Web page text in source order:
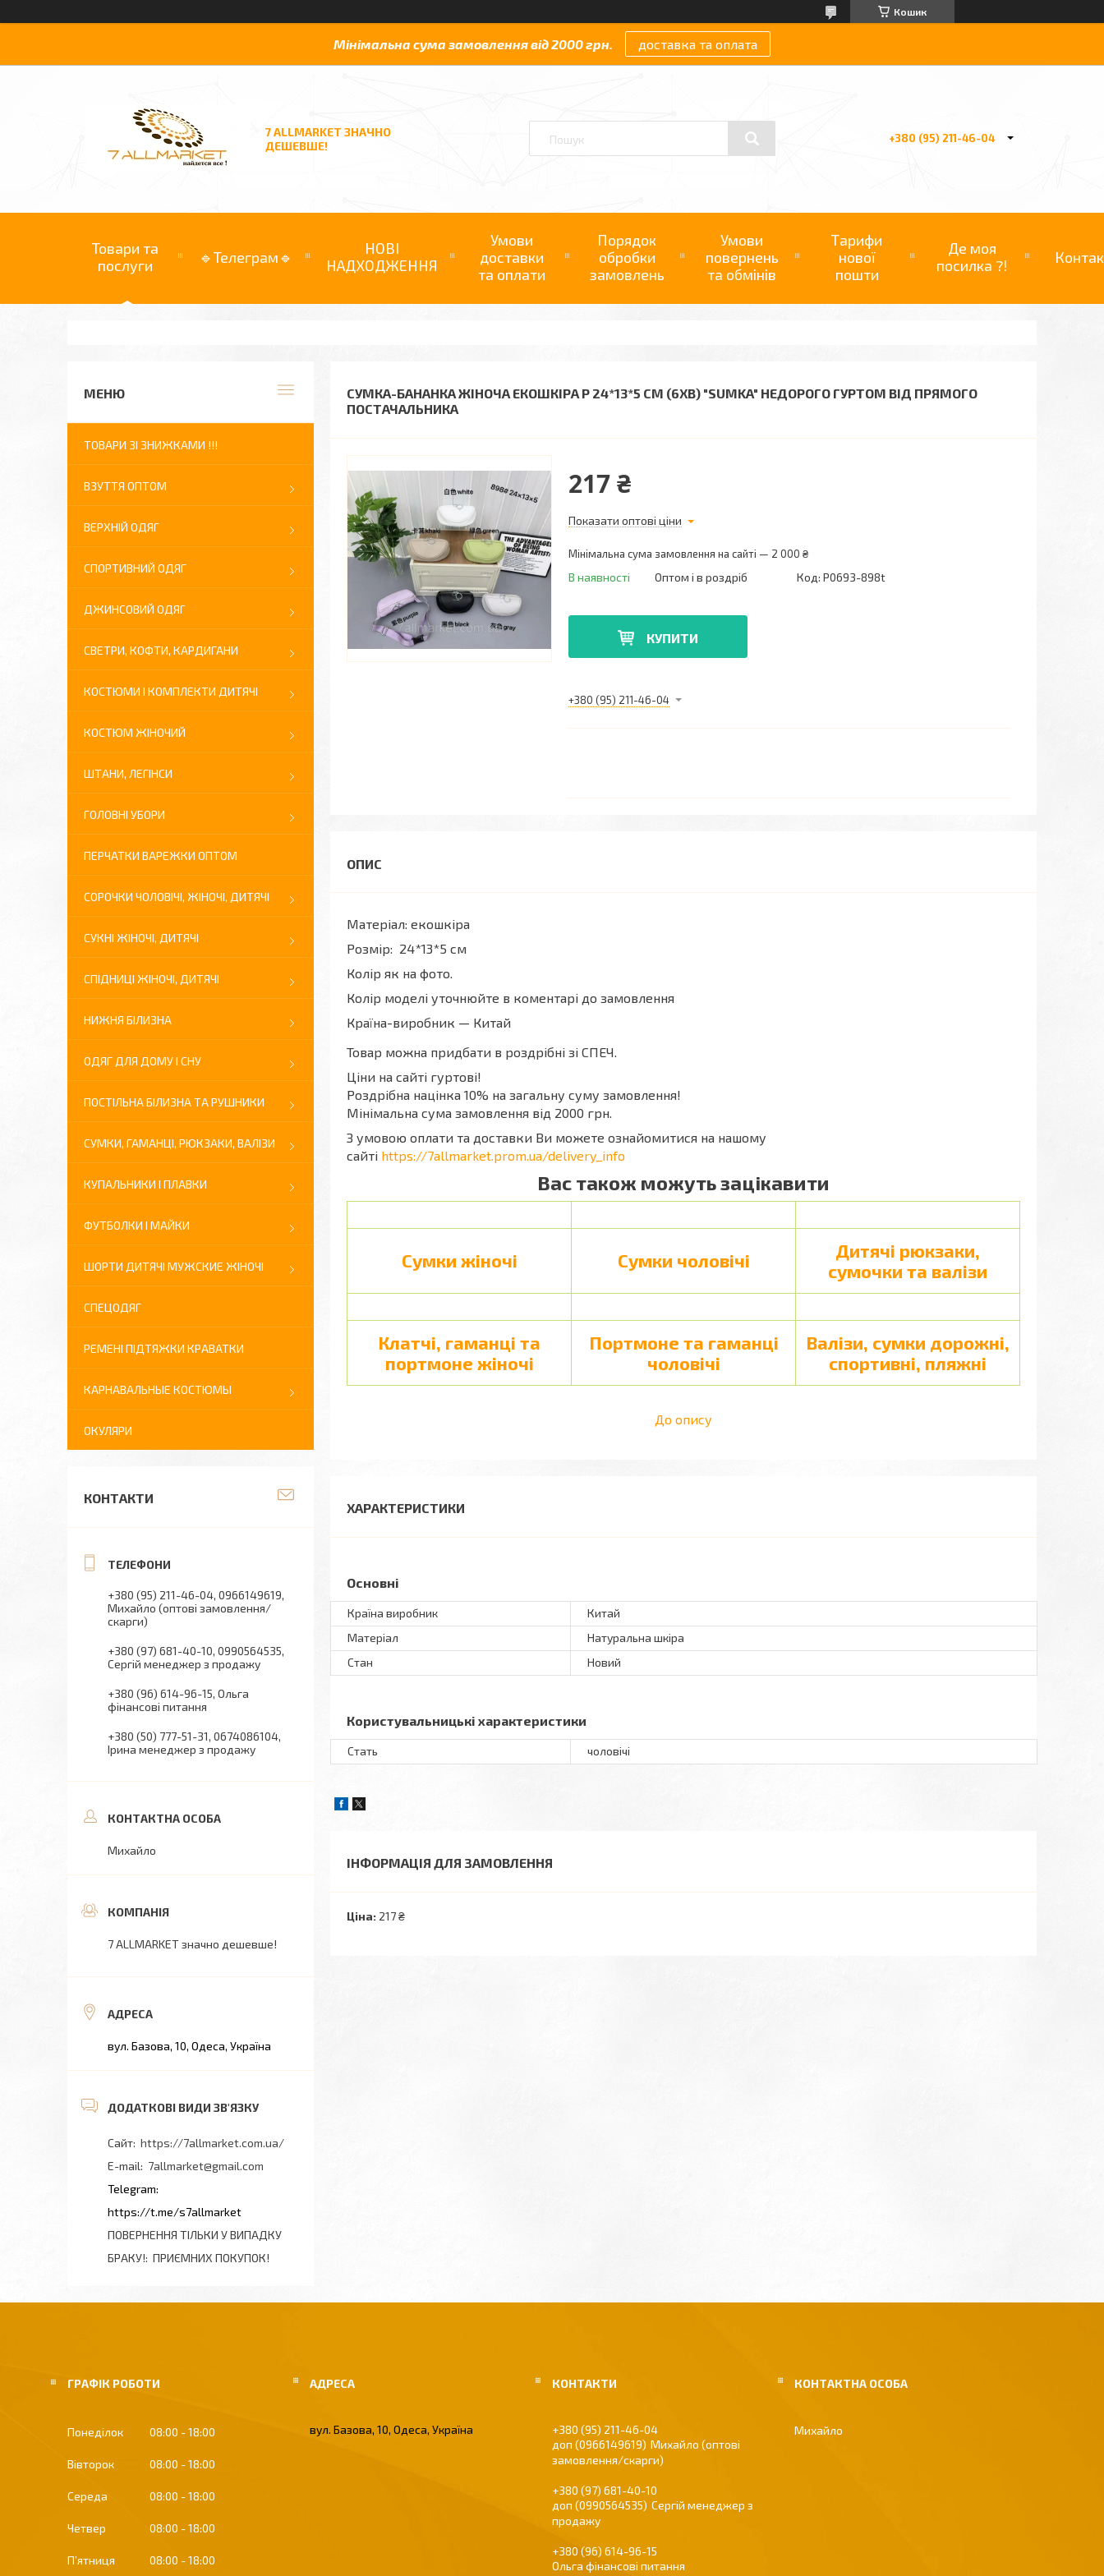
Кошик
Мінімальна сума замовлення від 2000 грн. доставка та оплата
7 ALLMARKET ЗНАЧНО
ДЕШЕВШЕ!
+380 (95) 211-46-04
Товари та
послуги
🔹Телеграм🔹
НОВІ
НАДХОДЖЕННЯ
Умови
доставки
та оплати
Порядок
обробки
замовлень
Умови
повернень
та обмінів
Тарифи
нової
пошти
Де моя
посилка ?!
СУМКА-БАНАНКА ЖІНОЧА ЕКОШКІРА Р 24*13*5 СМ (6ХВ) "SUMKA" НЕДОРОГО ГУРТОМ ВІД ПРЯМОГО
ПОСТАЧАЛЬНИКА
217 ₴
Показати оптові ціни
Мінімальна сума замовлення на сайті — 2 000 ₴
В наявності Оптом і в роздріб Код: P0693-898t
КУПИТИ
+380 (95) 211-46-04
Матеріал: екошкіра
Розмір: 24*13*5 см
Колір як на фото.
Колір моделі уточнюйте в коментарі до замовлення
Країна-виробник — Китай
Товар можна придбати в роздрібні зі СПЕЧ.
Ціни на сайті гуртові!
Роздрібна націнка 10% на загальну суму замовлення!
Мінімальна сума замовлення від 2000 грн.
З умовою оплати та доставки Ви можете ознайомитися на нашому
сайті https://7allmarket.prom.ua/delivery_info
Вас також можуть зацікавити
Сумки жіночі Сумки чоловічі
Дитячі рюкзаки,
сумочки та валізи
Клатчі, гаманці та
портмоне жіночі
Портмоне та гаманці
чоловічі
Валізи, сумки дорожні,
спортивні, пляжні
До опису
ХАРАКТЕРИСТИКИ
Основні
Країна виробник
Китай
Матеріал
Натуральна шкіра
Стан
Новий
Користувальницькі характеристики
Стать чоловічі
ІНФОРМАЦІЯ ДЛЯ ЗАМОВЛЕННЯ
Ціна: 217 ₴
ТОВАРИ ЗІ ЗНИЖКАМИ !!!
ВЗУТТЯ ОПТОМ
ВЕРХНІЙ ОДЯГ
СПОРТИВНИЙ ОДЯГ
ДЖИНСОВИЙ ОДЯГ
СВЕТРИ, КОФТИ, КАРДИГАНИ
КОСТЮМИ І КОМПЛЕКТИ ДИТЯЧІ
КОСТЮМ ЖІНОЧИЙ
ШТАНИ, ЛЕГІНСИ
ГОЛОВНІ УБОРИ
ПЕРЧАТКИ ВАРЕЖКИ ОПТОМ
СОРОЧКИ ЧОЛОВІЧІ, ЖІНОЧІ, ДИТЯЧІ
СУКНІ ЖІНОЧІ, ДИТЯЧІ
СПІДНИЦІ ЖІНОЧІ, ДИТЯЧІ
НИЖНЯ БІЛИЗНА
ОДЯГ ДЛЯ ДОМУ І СНУ
ПОСТІЛЬНА БІЛИЗНА ТА РУШНИКИ
СУМКИ, ГАМАНЦІ, РЮКЗАКИ, ВАЛІЗИ
КУПАЛЬНИКИ І ПЛАВКИ
ФУТБОЛКИ І МАЙКИ
ШОРТИ ДИТЯЧІ МУЖСКИЕ ЖІНОЧІ
СПЕЦОДЯГ
РЕМЕНІ ПІДТЯЖКИ КРАВАТКИ
КАРНАВАЛЬНЫЕ КОСТЮМЫ
ОКУЛЯРИ
КОНТАКТИ
+380 (95) 211-46-04 0966149619
Михайло (оптові замовлення/
скарги)
+380 (97) 681-40-10 0990564535
Сергій менеджер з продажу
+380 (96) 614-96-15 Ольга
фінансові питання
+380 (50) 777-51-31 0674086104
Ірина менеджер з продажу
Михайло
7 ALLMARKET значно дешевше!
вул. Базова, 10, Одеса, Україна
https://7allmarket.com.ua/
7allmarket@gmail.com
https://t.me/s7allmarket
ПОВЕРНЕННЯ ТІЛЬКИ У ВИПАДКУ
БРАКУ! ПРИЄМНИХ ПОКУПОК!
ГРАФІК РОБОТИ
Понеділок 08:00 18:00
Вівторок 08:00 18:00
Середа 08:00 18:00
Четвер 08:00 18:00
Пʼятниця 08:00 18:00
вул. Базова, 10, Одеса, Україна
+380 (95) 211-46-04
0966149619
Михайло (оптові
замовлення/скарги)
+380 (97) 681-40-10
0990564535
Сергій менеджер з
продажу
+380 (96) 614-96-15
Ольга фінансові питання
Михайло